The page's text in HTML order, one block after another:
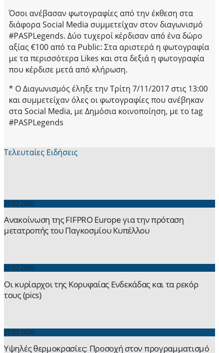
Όσοι ανέβασαν φωτογραφίες από την έκθεση στα
διάφορα Social Media συμμετείχαν στον διαγωνισμό
#PASPLegends. Δύο τυχεροί κέρδισαν από ένα δώρο
αξίας €100 από τα Public: Στα αριστερά η φωτογραφία
με τα περισσότερα Likes και στα δεξιά η φωτογραφία
που κέρδισε μετά από κλήρωση.
* Ο Διαγωνισμός έληξε την Τρίτη 7/11/2017 στις 13:00
και συμμετείχαν όλες οι φωτογραφίες που ανέβηκαν
στα Social Media, με Δημόσια κοινοποίηση, με το tag
#PASPLegends
Τελευταίες Ειδήσεις
29.07.2026
Ανακοίνωση της FIFPRO Europe για την πρόταση
μετατροπής του Παγκοσμίου Κυπέλλου
27.07.2026
Οι κυρίαρχοι της Κορυφαίας Ενδεκάδας και τα ρεκόρ
τους (pics)
27.07.2026
Yψηλές θερμοκρασίες: Προσοχή στον προγραμματισμό